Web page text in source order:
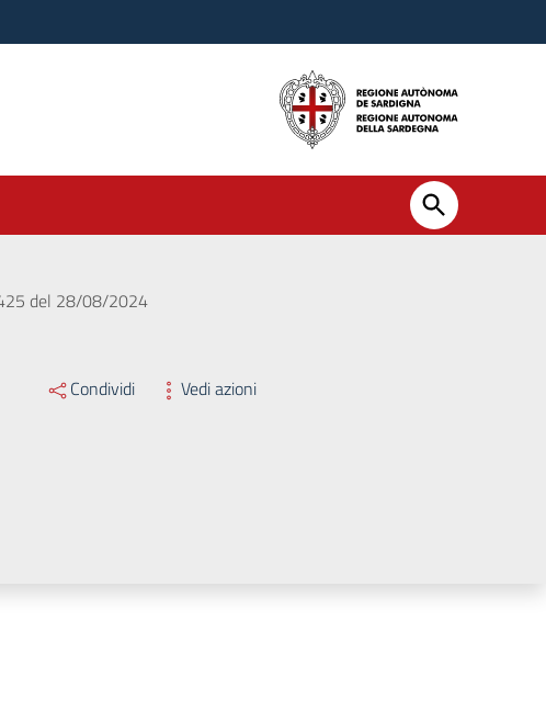
del 28/08/2024
Condividi Vedi azioni